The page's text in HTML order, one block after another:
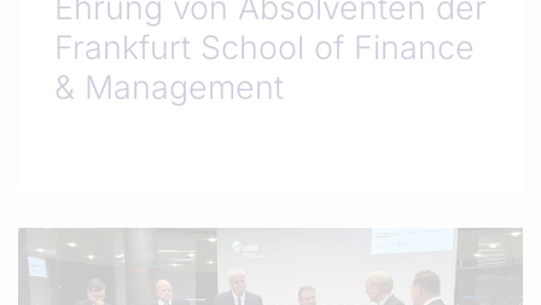
Frankfurt School of Finance
& Management